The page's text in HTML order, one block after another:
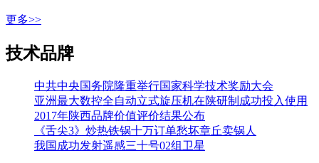
更多>>
技术品牌
中共中央国务院隆重举行国家科学技术奖励大会
亚洲最大数控全自动立式旋压机在陕研制成功投入使用
2017年陕西品牌价值评价结果公布
《舌尖3》炒热铁锅十万订单愁坏章丘卖锅人
我国成功发射遥感三十号02组卫星